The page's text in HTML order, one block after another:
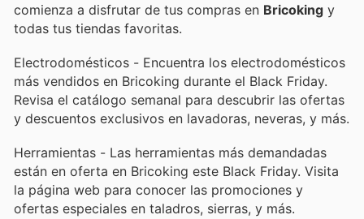
comienza a disfrutar de tus compras en Bricoking y
todas tus tiendas favoritas.
Electrodomésticos - Encuentra los electrodomésticos
más vendidos en Bricoking durante el Black Friday.
Revisa el catálogo semanal para descubrir las ofertas
y descuentos exclusivos en lavadoras, neveras, y más.
Herramientas - Las herramientas más demandadas
están en oferta en Bricoking este Black Friday. Visita
la página web para conocer las promociones y
ofertas especiales en taladros, sierras, y más.